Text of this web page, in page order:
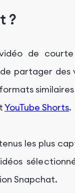
?
de
partager des
YouTube Shorts.
les plus
Snapchat.